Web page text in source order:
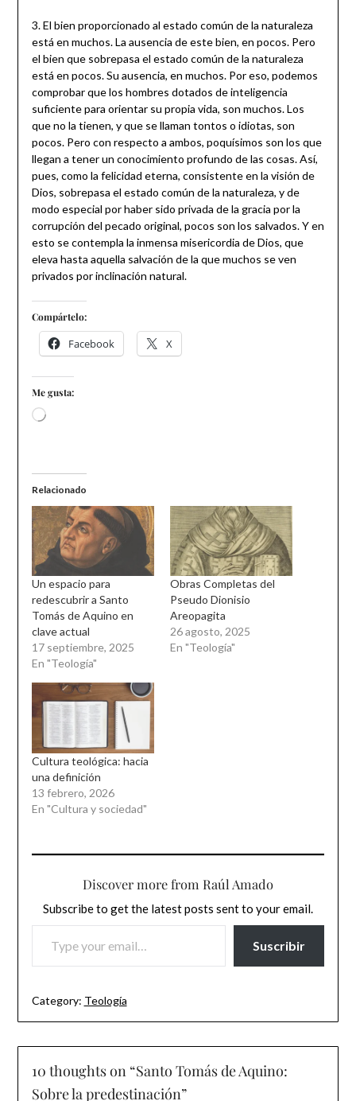
3. El bien proporcionado al estado común de la naturaleza
está en muchos. La ausencia de este bien, en pocos. Pero
el bien que sobrepasa el estado común de la naturaleza
está en pocos. Su ausencia, en muchos. Por eso, podemos
comprobar que los hombres dotados de inteligencia
suficiente para orientar su propia vida, son muchos. Los
que no la tienen, y que se llaman tontos o idiotas, son
pocos. Pero con respecto a ambos, poquísimos son los que
llegan a tener un conocimiento profundo de las cosas. Así,
pues, como la felicidad eterna, consistente en la visión de
Dios, sobrepasa el estado común de la naturaleza, y de
modo especial por haber sido privada de la gracia por la
corrupción del pecado original, pocos son los salvados. Y en
esto se contempla la inmensa misericordia de Dios, que
eleva hasta aquella salvación de la que muchos se ven
privados por inclinación natural.
Compártelo:
Facebook X
Me gusta:
Loading…
Relacionado
Un espacio para
redescubrir a Santo
Tomás de Aquino en
clave actual
17 septiembre, 2025
En "Teología"
Obras Completas del
Pseudo Dionisio
Areopagita
26 agosto, 2025
En "Teología"
Cultura teológica: hacia
una definición
13 febrero, 2026
En "Cultura y sociedad"
Discover more from Raúl Amado
Subscribe to get the latest posts sent to your email.
TYPE YOUR EMAIL…
Suscribir
Category: Teología
10 thoughts on “Santo Tomás de Aquino:
Sobre la predestinación”